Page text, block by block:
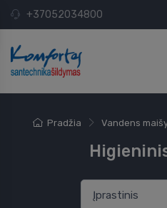
+37052034800
Pradžia Vandens